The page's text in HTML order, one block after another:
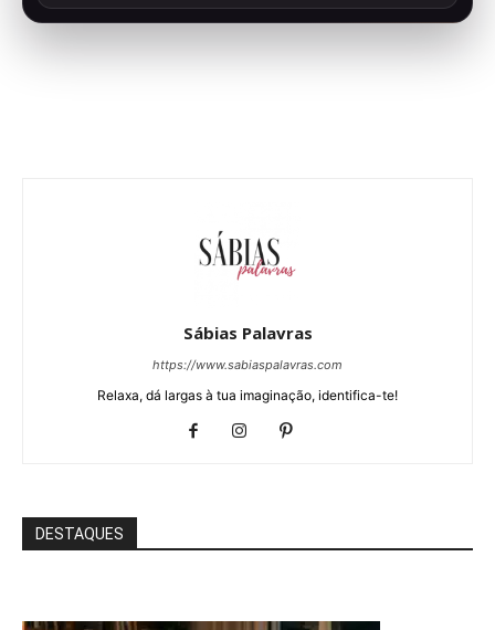
Sábias Palavras
https://www.sabiaspalavras.com
Relaxa, dá largas à tua imaginação, identifica-te!
DESTAQUES